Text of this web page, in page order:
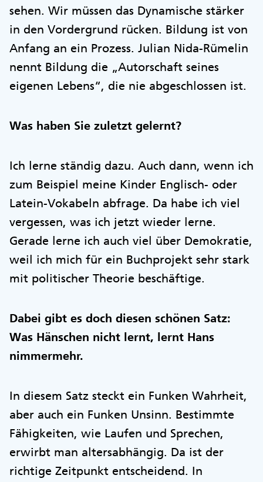
sehen. Wir müssen das Dynamische stärker
in den Vordergrund rücken. Bildung ist von
Anfang an ein Prozess. Julian Nida-Rümelin
nennt Bildung die „Autorschaft seines
eigenen Lebens“, die nie abgeschlossen ist.
Was haben Sie zuletzt gelernt?
Ich lerne ständig dazu. Auch dann, wenn ich
zum Beispiel meine Kinder Englisch- oder
Latein-Vokabeln abfrage. Da habe ich viel
vergessen, was ich jetzt wieder lerne.
Gerade lerne ich auch viel über Demokratie,
weil ich mich für ein Buchprojekt sehr stark
mit politischer Theorie beschäftige.
Dabei gibt es doch diesen schönen Satz:
Was Hänschen nicht lernt, lernt Hans
nimmermehr.
In diesem Satz steckt ein Funken Wahrheit,
aber auch ein Funken Unsinn. Bestimmte
Fähigkeiten, wie Laufen und Sprechen,
erwirbt man altersabhängig. Da ist der
richtige Zeitpunkt entscheidend. In